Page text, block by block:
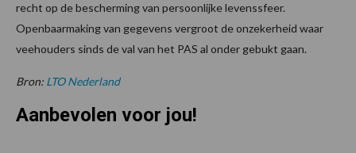
recht op de bescherming van persoonlijke levenssfeer.
Openbaarmaking van gegevens vergroot de onzekerheid waar
veehouders sinds de val van het PAS al onder gebukt gaan.
Bron: LTO Nederland
Aanbevolen voor jou!